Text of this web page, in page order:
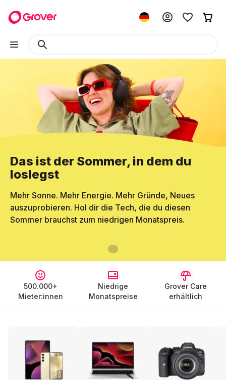
Das ist der Sommer, in dem du
loslegst
Mehr Sonne. Mehr Energie. Mehr Gründe, Neues
auszuprobieren. Hol dir die Tech, die du diesen
Sommer brauchst zum niedrigen Monatspreis.
500.000+
Mieter:innen
Niedrige
Monatspreise
Grover Care
erhältlich